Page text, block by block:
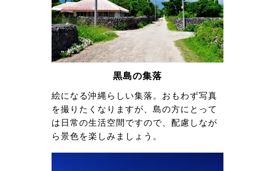
黒島の集落
絵になる沖縄らしい集落。おもわず写真
を撮りたくなりますが、島の方にとって
は日常の生活空間ですので、配慮しなが
ら景色を楽しみましょう。